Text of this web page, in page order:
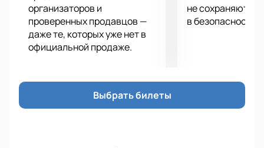
На стадионе «ВТБ Арена» пройдет футбольный
матч. Вместимость стадиона более 25 тысяч
человек. Болельщики создадут особую атмосферу.
Фанаты смогут выбрать удобные места..
Купите билеты на сайте.
Выберите места по схеме зала.
Закажите билеты по телефону.
организаторов и
проверенных продавцов —
даже те, которых уже нет в
официальной продаже.
не сохраняются
в безопасности.
Выбрать билеты